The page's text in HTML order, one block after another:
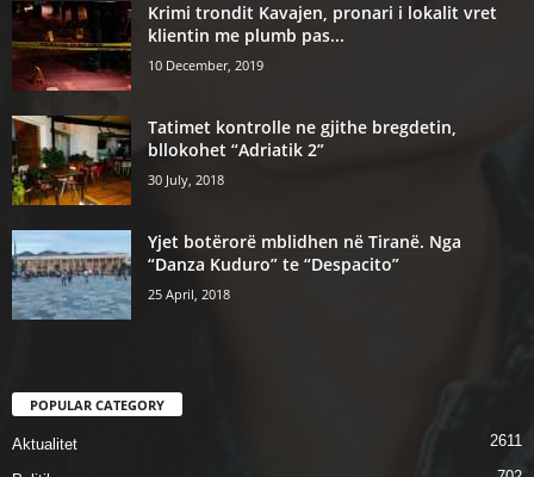
Krimi trondit Kavajen, pronari i lokalit vret
klientin me plumb pas...
10 December, 2019
Tatimet kontrolle ne gjithe bregdetin,
bllokohet “Adriatik 2”
30 July, 2018
Yjet botërorë mblidhen në Tiranë. Nga
“Danza Kuduro” te “Despacito”
25 April, 2018
POPULAR CATEGORY
Aktualitet 2611